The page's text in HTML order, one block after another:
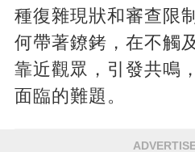
種復雜現狀和審查限
何帶著鐐銬，在不觸
靠近觀眾，引發共鳴
面臨的難題。